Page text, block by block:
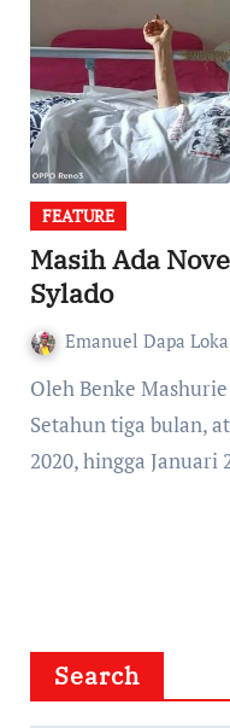
FEATURE
Masih Ada
Sylado
Emanuel Dapa Loka
Oleh Benke Mashurie TEMPUSDEI.ID (14/1/22)-
Setahun tiga bulan,
2020, hingga Januari
Search